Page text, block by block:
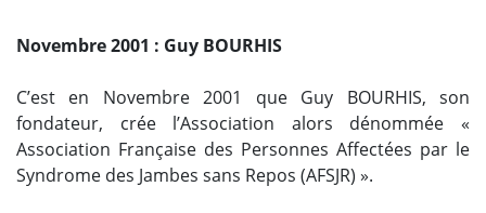
Novembre 2001 : Guy BOURHIS
C’est en Novembre 2001 que Guy BOURHIS, son
fondateur, crée l’Association alors dénommée «
Association Française des Personnes Affectées par le
Syndrome des Jambes sans Repos (AFSJR) ».